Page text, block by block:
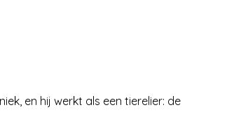
en hij werkt als een tierelier: de